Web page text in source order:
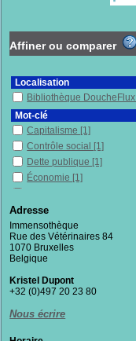
Affiner ou comparer
Localisation
Bibliothèque DoucheFlux
Mot-clé
Capitalisme [1]
Contrôle social [1]
Dette publique [1]
Économie [1]
Néolibéralisme
Politique économique
Section
Documentaires
Adresse
Immensothèque
Rue des Vétérinaires 84
1070 Bruxelles
Belgique
Kristel Dupont
+32 (0)497 20 23 80
Nous écrire